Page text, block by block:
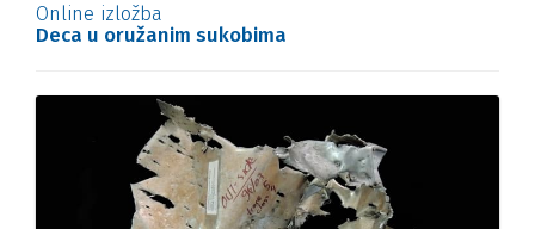
Online izložba
Deca u oružanim sukobima